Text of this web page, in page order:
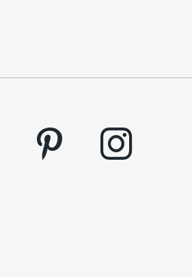
pinterest instagram